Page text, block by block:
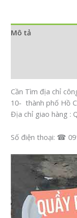
số
Mô tả
Cần Tìm địa chỉ
10- thành phố Hồ
Địa chỉ giao hàng :
Số điện thoại: ☎